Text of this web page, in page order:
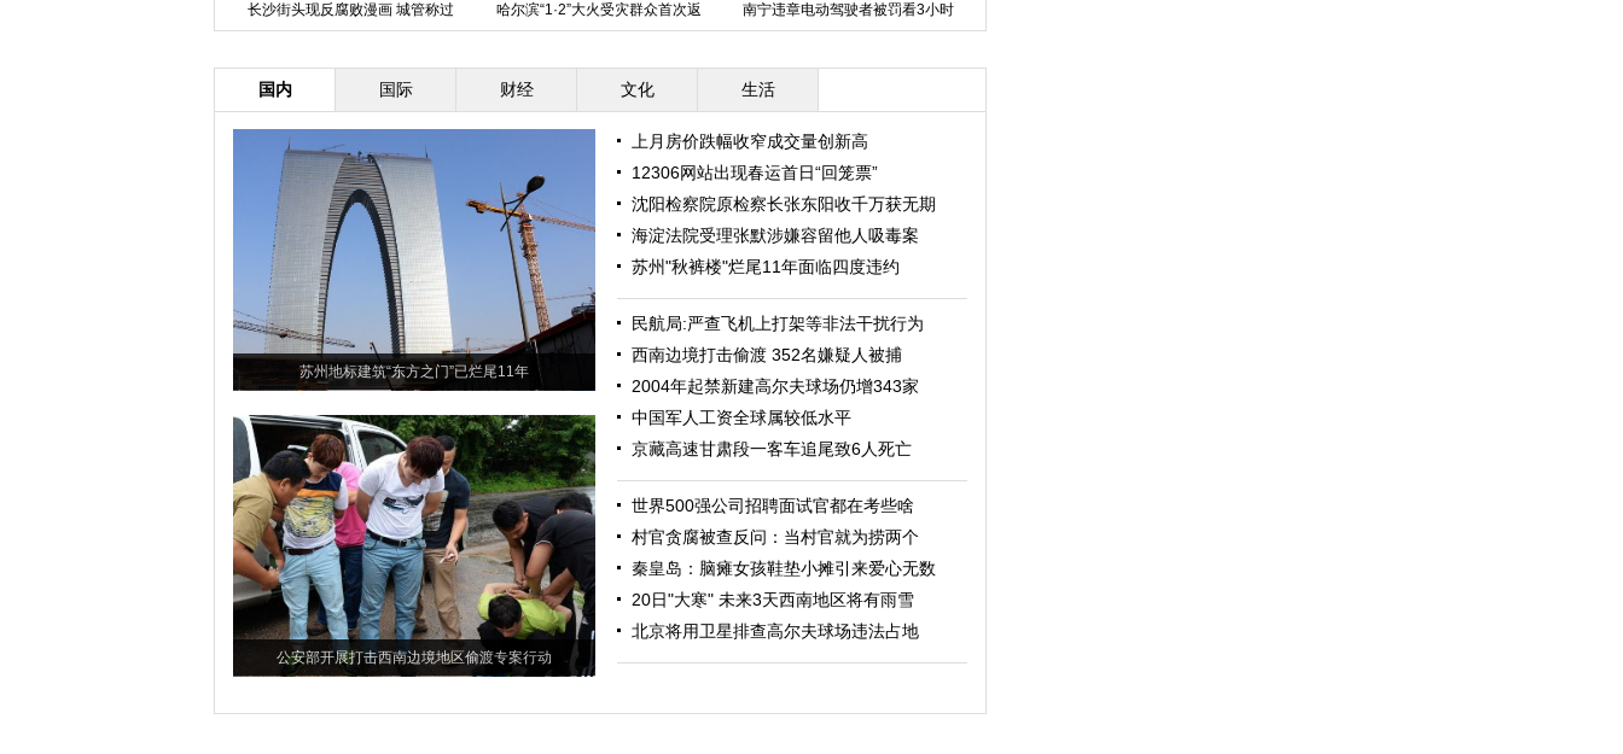
长沙街头现反腐败漫画 城管称过
于负能量
哈尔滨“1·2”大火受灾群众首次返
家
南宁违章电动驾驶者被罚看3小时
安全教育视频
国内 国际 财经 文化 生活
苏州地标建筑“东方之门”已烂尾11年
公安部开展打击西南边境地区偷渡专案行动
上月房价跌幅收窄成交量创新高
12306网站出现春运首日“回笼票”
沈阳检察院原检察长张东阳收千万获无期
海淀法院受理张默涉嫌容留他人吸毒案
苏州"秋裤楼"烂尾11年面临四度违约
民航局:严查飞机上打架等非法干扰行为
西南边境打击偷渡 352名嫌疑人被捕
2004年起禁新建高尔夫球场仍增343家
中国军人工资全球属较低水平
京藏高速甘肃段一客车追尾致6人死亡
世界500强公司招聘面试官都在考些啥
村官贪腐被查反问：当村官就为捞两个
秦皇岛：脑瘫女孩鞋垫小摊引来爱心无数
20日"大寒" 未来3天西南地区将有雨雪
北京将用卫星排查高尔夫球场违法占地